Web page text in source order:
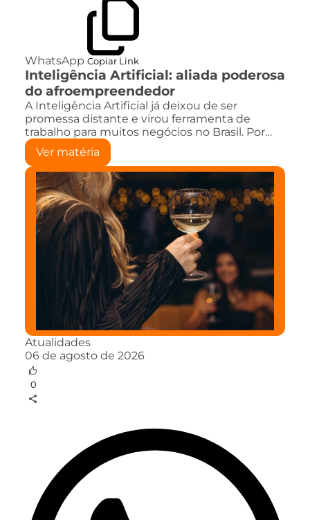
WhatsApp Copiar Link
Inteligência Artificial: aliada poderosa
do afroempreendedor
A Inteligência Artificial já deixou de ser
promessa distante e virou ferramenta de
trabalho para muitos negócios no Brasil. Por…
Ver matéria
Atualidades
06 de agosto de 2026
0